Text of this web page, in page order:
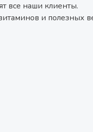
все наши клиенты.
и полезных